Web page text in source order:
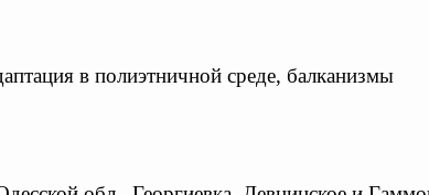
в полиэтничной среде, балканизмы